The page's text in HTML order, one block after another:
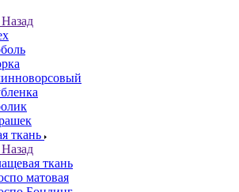
Назад
ткань
Назад
ткань
матовая